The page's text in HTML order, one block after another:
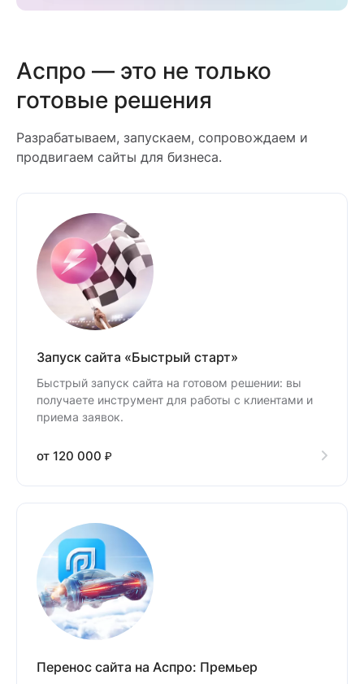
Аспро — это не только
готовые решения
Разрабатываем, запускаем, сопровождаем и
продвигаем сайты для бизнеса.
Запуск сайта «Быстрый старт»
Быстрый запуск сайта на готовом решении: вы
получаете инструмент для работы с клиентами и
приема заявок.
от 120 000 ₽
Перенос сайта на Аспро: Премьер